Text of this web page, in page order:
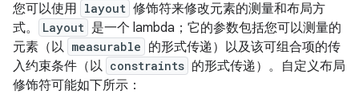
您可以使用 layout 修饰符来修改元素的测量和布局方
式。
Layout 是一个 lambda；它的参数包括您可以测量的
元素（以 measurable 的形式传递）以及该可组合项的传
入约束条件（以 constraints 的形式传递）。自定义布局
修饰符可能如下所示：